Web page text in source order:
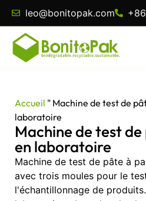
leo@bonitopak.com
Accueil " Machine de test de
laboratoire
Machine de test
en laboratoire
Machine de test de pâte à
avec trois moules pour le
l'échantillonnage de